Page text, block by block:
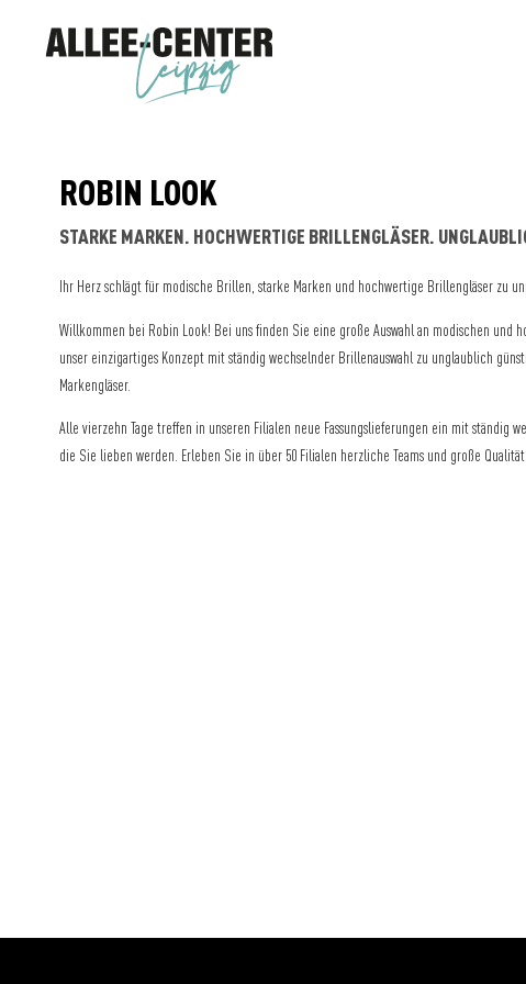
ROBIN LOOK
STARKE MARKEN. HOCHWERTIGE BRILLENGLÄSER.
Ihr Herz schlägt für modische Brillen, starke Marken und hochwertige Brillengläser zu
Willkommen bei Robin Look! Bei uns finden Sie eine große Auswahl an modischen und
unser einzigartiges Konzept mit ständig wechselnder Brillenauswahl zu unglaublich
Markengläser.
Alle vierzehn Tage treffen in unseren Filialen neue Fassungslieferungen ein mit
die Sie lieben werden. Erleben Sie in über 50 Filialen herzliche Teams und große